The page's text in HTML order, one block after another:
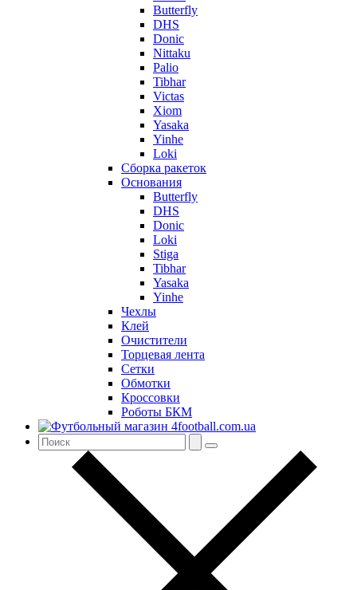
Butterfly
DHS
Donic
Nittaku
Palio
Tibhar
Victas
Xiom
Yasaka
Yinhe
Loki
Сборка ракеток
Основания
Butterfly
DHS
Donic
Loki
Stiga
Tibhar
Yasaka
Yinhe
Чехлы
Клей
Очистители
Торцевая лента
Сетки
Обмотки
Кроссовки
Роботы БКМ